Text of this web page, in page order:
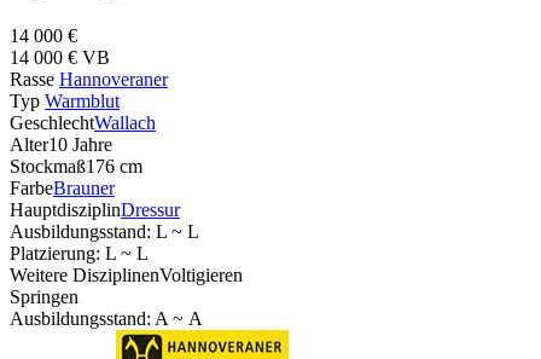
14 000 €
14 000 € VB
Rasse Hannoveraner
Typ Warmblut
GeschlechtWallach
Alter10 Jahre
Stockmaß176 cm
FarbeBrauner
HauptdisziplinDressur
Ausbildungsstand: L ~ L
Platzierung: L ~ L
Weitere DisziplinenVoltigieren
Springen
Ausbildungsstand: A ~ A